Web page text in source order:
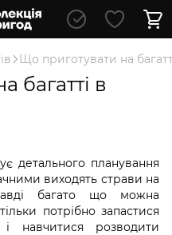
Що приготувати на
багатті в
детального планування
виходять страви на
багато що можна
потрібно запастися
і навчитися розводити